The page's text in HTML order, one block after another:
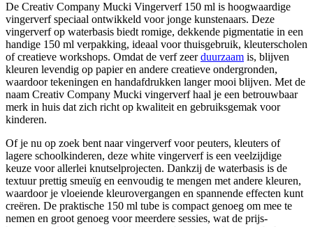
De Creativ Company Mucki Vingerverf 150 ml is hoogwaardige
vingerverf speciaal ontwikkeld voor jonge kunstenaars. Deze
vingerverf op waterbasis biedt romige, dekkende pigmentatie in een
handige 150 ml verpakking, ideaal voor thuisgebruik, kleuterscholen
of creatieve workshops. Omdat de verf zeerduurzaam is, blijven
kleuren levendig op papier en andere creatieve ondergronden,
waardoor tekeningen en handafdrukken langer mooi blijven. Met de
naam Creativ Company Mucki vingerverf haal je een betrouwbaar
merk in huis dat zich richt op kwaliteit en gebruiksgemak voor
kinderen.
Of je nu op zoek bent naar vingerverf voor peuters, kleuters of
lagere schoolkinderen, deze white vingerverf is een veelzijdige
keuze voor allerlei knutselprojecten. Dankzij de waterbasis is de
textuur prettig smeuïg en eenvoudig te mengen met andere kleuren,
waardoor je vloeiende kleurovergangen en spannende effecten kunt
creëren. De praktische 150 ml tube is compact genoeg om mee te
nemen en groot genoeg voor meerdere sessies, wat de prijs-